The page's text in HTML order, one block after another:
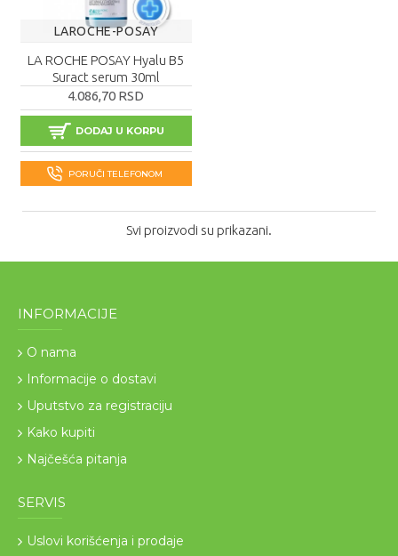
LAROCHE-POSAY
LA ROCHE POSAY Hyalu B5
Suract serum 30ml
4.086,70 RSD
DODAJ U KORPU
PORUČI TELEFONOM
Svi proizvodi su prikazani.
INFORMACIJE
O nama
Informacije o dostavi
Uputstvo za registraciju
Kako kupiti
Najčešća pitanja
SERVIS
Uslovi korišćenja i prodaje